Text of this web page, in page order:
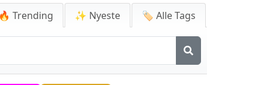
Trending ✨ Nyeste 🏷️ Alle Tags